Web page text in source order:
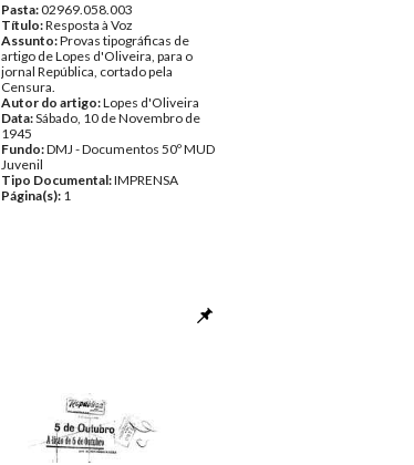
Pasta:02969.058.003
Título:Resposta à Voz
Assunto:Provas tipográficas de
artigo de Lopes d'Oliveira, para o
jornal República, cortado pela
Censura.
Autor do artigo:Lopes d'Oliveira
Data:Sábado, 10 de Novembro de
1945
Fundo:DMJ - Documentos 50º MUD
Juvenil
Tipo Documental:IMPRENSA
Página(s): 1